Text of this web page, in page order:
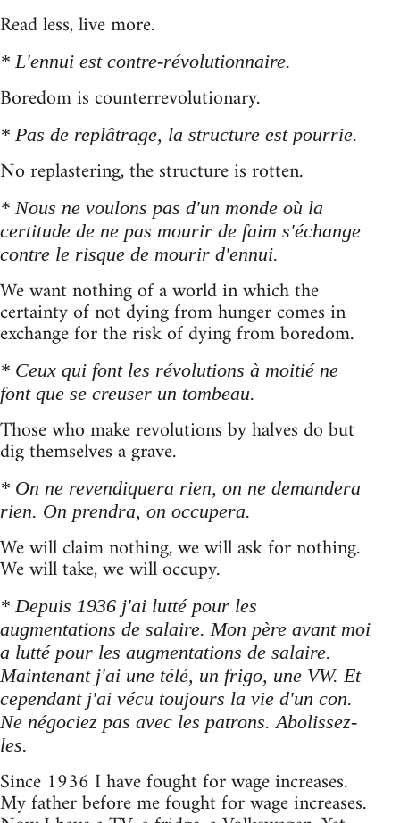
Read less, live more.
* L'ennui est contre-révolutionnaire.
Boredom is counterrevolutionary.
* Pas de replâtrage, la structure est pourrie.
No replastering, the structure is rotten.
* Nous ne voulons pas d'un monde où la
certitude de ne pas mourir de faim s'échange
contre le risque de mourir d'ennui.
We want nothing of a world in which the
certainty of not dying from hunger comes in
exchange for the risk of dying from boredom.
* Ceux qui font les révolutions à moitié ne
font que se creuser un tombeau.
Those who make revolutions by halves do but
dig themselves a grave.
* On ne revendiquera rien, on ne demandera
rien. On prendra, on occupera.
We will claim nothing, we will ask for nothing.
We will take, we will occupy.
* Depuis 1936 j'ai lutté pour les
augmentations de salaire. Mon père avant moi
a lutté pour les augmentations de salaire.
Maintenant j'ai une télé, un frigo, une VW. Et
cependant j'ai vécu toujours la vie d'un con.
Ne négociez pas avec les patrons. Abolissez-
les.
Since 1936 I have fought for wage increases.
My father before me fought for wage increases.